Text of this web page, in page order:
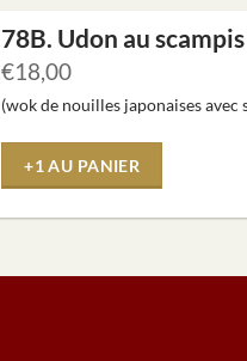
78B. Udon au scampis
€18,00
(wok de nouilles japonaises avec
+1 AU PANIER